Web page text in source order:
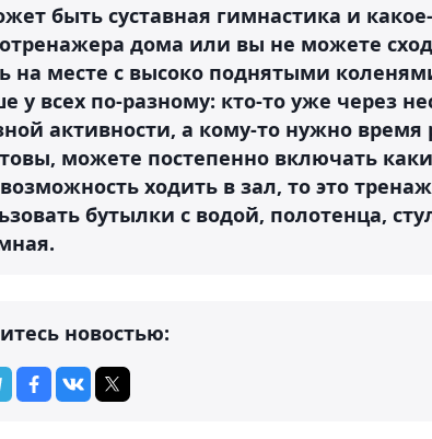
быть суставная гимнастика и
дома или вы не можете
на месте с высоко поднятыми
у всех по-разному: кто-то уже через
активности, а кому-то нужно время
можете постепенно включать
ходить в зал, то это
бутылки с водой, полотенца,
новостью: